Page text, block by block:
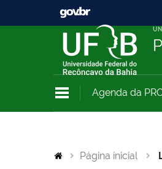
Agenda da
Página inicial